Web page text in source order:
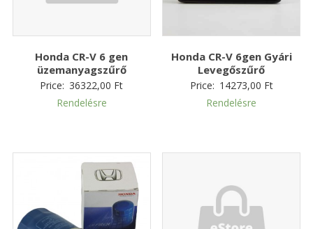
Honda CR-V 6 gen
üzemanyagszűrő
Price: 36322,00 Ft
Rendelésre
Honda CR-V 6gen Gyári
Levegőszűrő
Price: 14273,00 Ft
Rendelésre